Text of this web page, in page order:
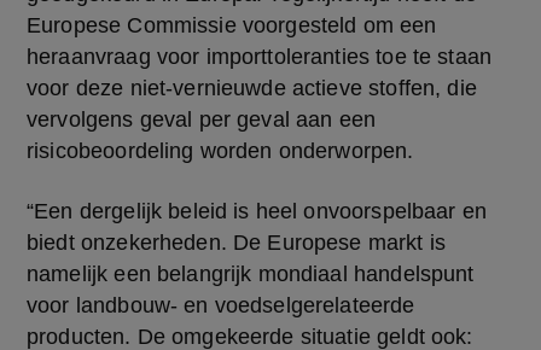
Europese Commissie voorgesteld om een
heraanvraag voor importtoleranties toe te staan
voor deze niet-vernieuwde actieve stoffen, die
vervolgens geval per geval aan een
risicobeoordeling worden onderworpen.
“Een dergelijk beleid is heel onvoorspelbaar en
biedt onzekerheden. De Europese markt is
namelijk een belangrijk mondiaal handelspunt
voor landbouw- en voedselgerelateerde
producten. De omgekeerde situatie geldt ook: